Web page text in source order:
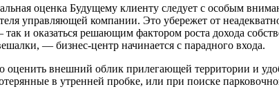
оценка Будущему клиенту следует с особым
управляющей компании. Это убережет от
и оказаться решающим фактором роста дохода
— бизнес-центр начинается с парадного входа.
оценить внешний облик прилегающей территории и
в утренней пробке, или при поиске